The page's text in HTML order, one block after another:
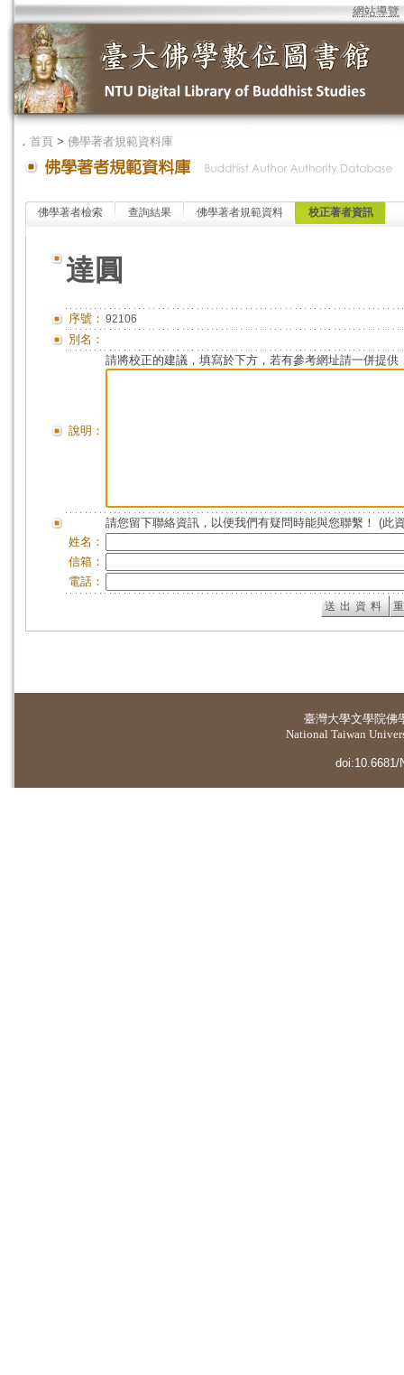
網站導覽
． 首頁 > 佛學著者規範資料庫
佛學著者檢索 查詢結果 佛學著者規範資料 校正著者資訊
達圓
序號： 92106
別名：
說明：
請將校正的建議，填寫於下方，若有參考網址請一併提供
請您留下聯絡資訊，以便我們有疑問時能與您聯繫！ (此
姓名：
信箱：
電話：
臺灣大學文學院佛
National Taiwan
doi:10.6681/